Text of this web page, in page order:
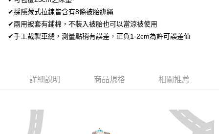
AFTEE先享後付是「在收到商品之後才付款」的支付方式。 讓您購物簡單
便利好安心！
１．簡單：不需註冊會員、不需綁卡、不需儲值。
２．便利：只要手機號碼，簡訊認證，即可結帳。
１．於結帳方式選擇「AFTEE先享後付」後，將跳轉至「AFTEE先享後付」
結帳頁面，進行簡訊認證並確認金額後，即可完成結帳。
ATM／網路銀行／等多元方式進行付款，方視為交易完成。
※ 請注意：結帳手續完成當下不需立刻繳費，但若您需要取消訂單，請聯絡
購買商品的店家。未經商家同意取消之訂單仍視為有效，需透過AFTEE先享
ATM付款
運送方式
付款後全家取貨
7-11取貨付款
每筆NT$60，滿NT$499(含以上)免運費
✔採隱藏式拉鍊皆含有8條被胎綁繩
✔兩用被套有鋪棉，不裝入被胎也可以當涼被使用
✔手工裁製車縫，測量點稍有誤差，正負1-2cm為許可誤差值
詳細說明 商品規格 相關推薦